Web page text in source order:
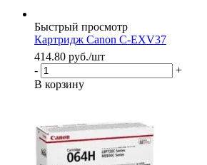
Быстрый просмотр
Картридж Canon C-EXV37
414.80 руб./шт
-
+
В корзину